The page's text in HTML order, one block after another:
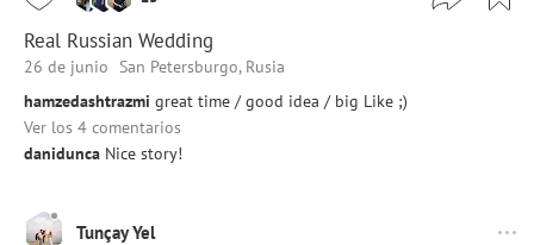
Real Russian Wedding
26 de junio
San Petersburgo, Rusia
hamzedashtrazmi great time / good idea / big Like ;)
Ver los 4 comentarios
danidunca Nice story!
Tunçay Yel